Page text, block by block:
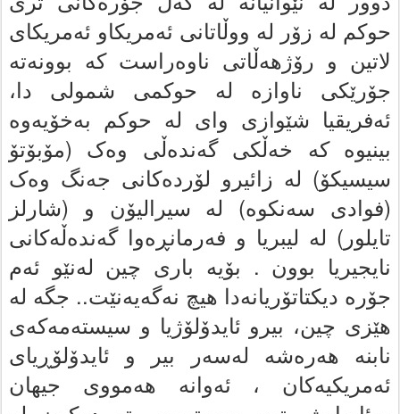
حوکم له‌ زۆر له‌ ووڵاتانى ئه‌مریکاو ئه‌مریکاى
لاتین و رۆژهەڵاتی ناوه‌راست که‌ بوونه‌ته‌
جۆرێکى ناوازه‌ له‌ حوکمى شمولى دا،
ئه‌فریقیا شێوازى واى له‌ حوکم به‌خۆیه‌وه‌
بینیوه‌ که‌ خه‌ڵکى گەندەڵی وه‌ک (مۆبۆتۆ
سیسیکۆ) له‌ زائیرو لۆرده‌کانى جه‌نگ وه‌ک
(فوادى سه‌نکوه) له‌ سیرالیۆن و (شارلز
تایلور) له‌ لیبریا و فه‌رمانڕه‌وا گەندەڵەکانی
نایجیریا بوون . بۆیه‌ بارى چین له‌نێو ئه‌م
جۆره‌ دیکتاتۆریانه‌دا هیچ نەگەیەنێت.. جگە له‌
هێزى چین، بیرو ئایدۆلۆژیا و سیسته‌مه‌که‌ى
نابنه‌ هه‌ره‌شه‌ له‌سه‌ر بیر و ئایدۆلۆڕیاى
ئه‌مریکیه‌کان ، ئه‌وانه‌ هه‌مووى جیهان